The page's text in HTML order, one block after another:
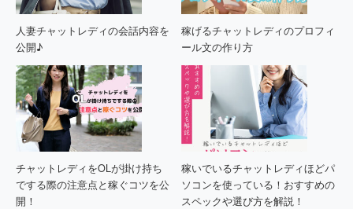
人妻チャットレディの会話内容を
公開♪
稼げるチャットレディのプロフィ
ール文の作り方
チャットレディをOLが掛け持ち
でする際の注意点と稼ぐコツを公
開！
稼いでいるチャットレディほどパ
ソコンを使っている！おすすめの
スペックや選び方を解説！